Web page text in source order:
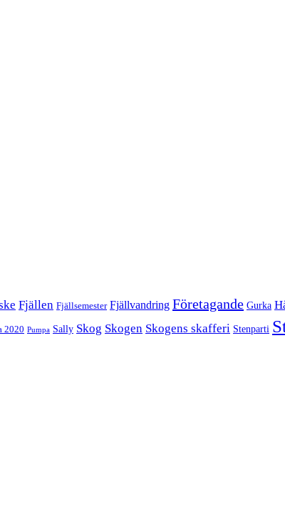
Fjällen Fjällsemester Fjällvandring Företagande Gurka
2020 Pumpa Sally Skog Skogen Skogens skafferi Stenparti